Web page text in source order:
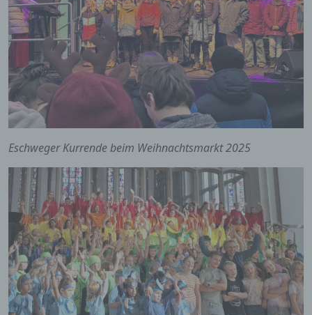
Eschweger Kurrende beim Weihnachtsmarkt 2025